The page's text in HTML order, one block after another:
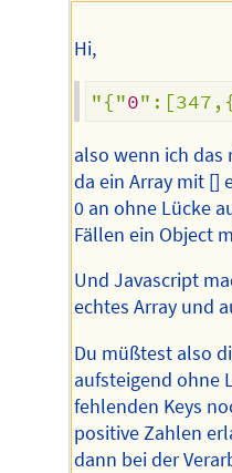
Hi,
"{"0
also wenn ich das
da ein Array mit []
0 an ohne Lücke
Fällen ein Object
Und Javascript
echtes Array und
Du müßtest also
aufsteigend ohne
fehlenden Keys
positive Zahlen
dann bei der